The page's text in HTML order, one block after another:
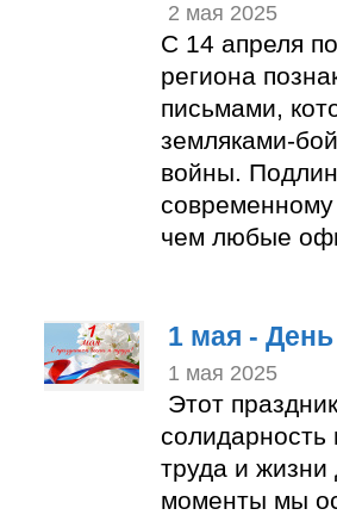
2 мая 2025
С 14 апреля
региона
письмами,
земляками-
войны.
чем любые
1 мая -
1 мая 2025
Этот
труда и жизни
моменты мы